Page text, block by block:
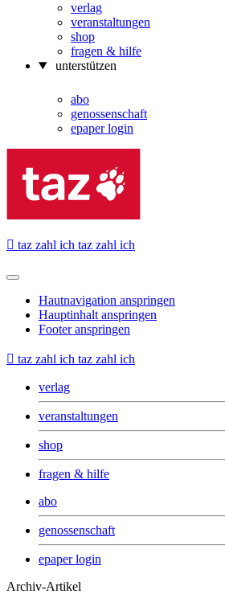
verlag
veranstaltungen
shop
fragen & hilfe
unterstützen
abo
genossenschaft
epaper login
 taz zahl ich taz zahl ich
Hautnavigation anspringen
Hauptinhalt anspringen
Footer anspringen
 taz zahl ich taz zahl ich
verlag
veranstaltungen
shop
fragen & hilfe
abo
genossenschaft
epaper login
Archiv-Artikel